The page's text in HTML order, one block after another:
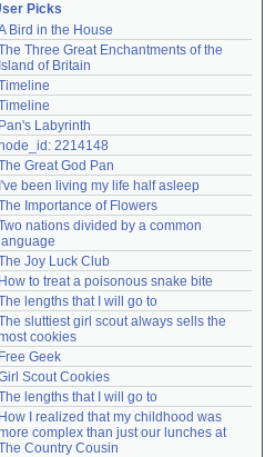
Remember me
Login
Lost password?
Create an account
Need help?accounthelp@everything2.com
Picks
Bird in the House
Three Great Enchantments of the
Island of Britain
Pan's Labyrinth
2214148
Great God Pan
I've been living my life half asleep
Importance of Flowers
nations divided by a common
language
Joy Luck Club
How to treat a poisonous snake bite
lengths that I will go to
sluttiest girl scout always sells the
cookies
Free Geek
Scout Cookies
lengths that I will go to
How I realized that my childhood was
complex than just our lunches at
Country Cousin